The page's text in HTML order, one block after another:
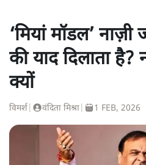
‘मियां मॉडल’ नाज़ी
की याद दिलाता है?
क्यों
विमर्श वंदिता मिश्रा 1 FEB, 2026